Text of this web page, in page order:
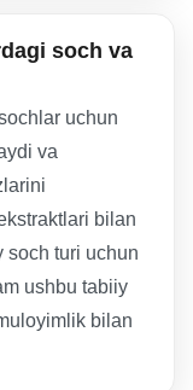
soch va
uchun
va
bilan
soch turi uchun
ushbu tabiiy
bilan